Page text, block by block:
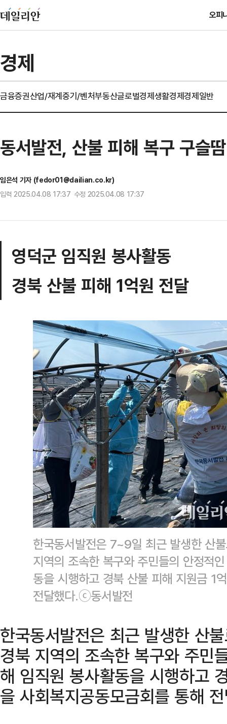
오피
경제
금융증권산업/재계중기/벤처부동산글로벌경제생활경제경제일반
동서발전, 산불 피해 복구 구슬땀
임은석 기자 (fedor01@dailian.co.kr)
입력 2025.04.08 17:37 수정 2025.04.08 17:37
영덕군 임직원 봉사활동
경북 산불 피해 1억원 전달
한국동서발전은 7~9일 최근 발생한 산
지역의 조속한 복구와 주민들의 안정적
동을 시행하고 경북 산불 피해 지원금 1
전달했다.ⓒ동서발전
한국동서발전은 최근 발생한 산
경북 지역의 조속한 복구와 주민
해 임직원 봉사활동을 시행하고
을 사회복지공동모금회를 통해